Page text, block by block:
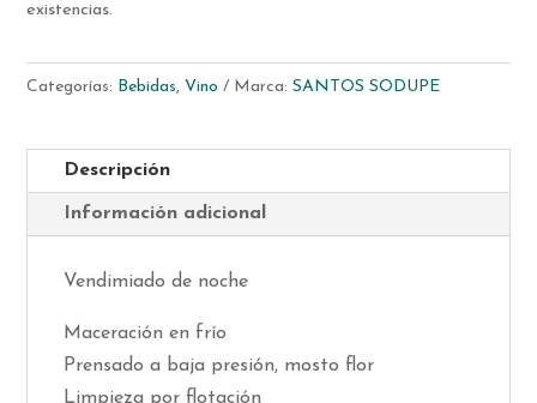
existencias.
Categorías: Bebidas, Vino Marca:SANTOS SODUPE
Descripción
Información adicional
Vendimiado de noche
Maceración en frío
Prensado a baja presión, mosto flor
Limpieza por flotación